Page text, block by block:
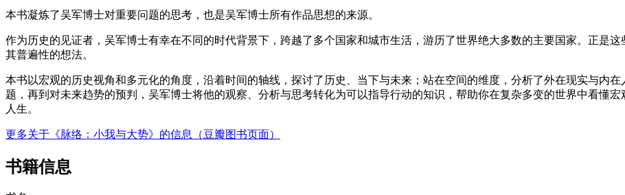
本书凝炼了吴军博士对重要问题的思考，也是吴军博士所有作品思想的来源。
作为历史的见证者，吴军博士有幸在不同的时代背景下，跨越了多个国家和城市生活，游历了世界绝大多数的主要国家。正是
其普遍性的想法。
本书以宏观的历史视角和多元化的角度，沿着时间的轴线，探讨了历史、当下与未来；站在空间的维度，分析了外在现实与内
题，再到对未来趋势的预判，吴军博士将他的观察、分析与思考转化为可以指导行动的知识，帮助你在复杂多变的世界中看懂
人生。
更多关于《脉络：小我与大势》的信息（豆瓣图书页面）
书籍信息